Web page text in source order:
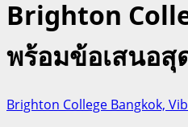
Brighton
พร้อมข้อเสนอสุ
Brighton College Bangkok,